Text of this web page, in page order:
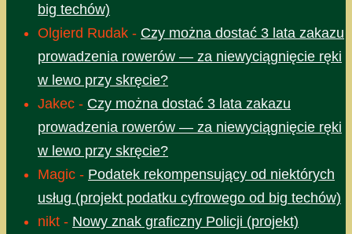
big techów)
Olgierd Rudak - Czy można dostać 3 lata zakazu
prowadzenia rowerów — za niewyciągnięcie ręki
w lewo przy skręcie?
Jakec - Czy można dostać 3 lata zakazu
prowadzenia rowerów — za niewyciągnięcie ręki
w lewo przy skręcie?
Magic - Podatek rekompensujący od niektórych
usług (projekt podatku cyfrowego od big techów)
nikt - Nowy znak graficzny Policji (projekt)